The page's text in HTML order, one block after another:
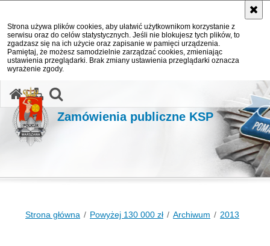
Strona używa plików cookies, aby ułatwić użytkownikom korzystanie z
serwisu oraz do celów statystycznych. Jeśli nie blokujesz tych plików, to
zgadzasz się na ich użycie oraz zapisanie w pamięci urządzenia.
Pamiętaj, że możesz samodzielnie zarządzać cookies, zmieniając
ustawienia przeglądarki. Brak zmiany ustawienia przeglądarki oznacza
wyrażenie zgody.
Zamówienia publiczne KSP
Strona główna Powyżej 130 000 zł Archiwum 2013